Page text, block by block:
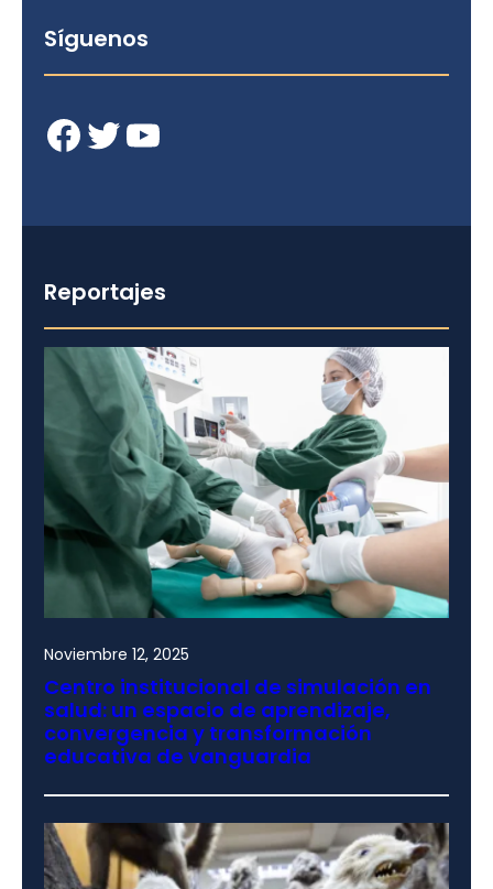
Síguenos
Facebook Twitter YouTube
Reportajes
Noviembre 12, 2025
Centro institucional de simulación en
salud: un espacio de aprendizaje,
convergencia y transformación
educativa de vanguardia